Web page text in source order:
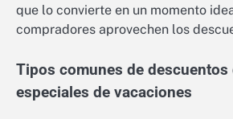
que lo convierte en un momento
compradores aprovechen los
Tipos comunes de
especiales de vacaciones